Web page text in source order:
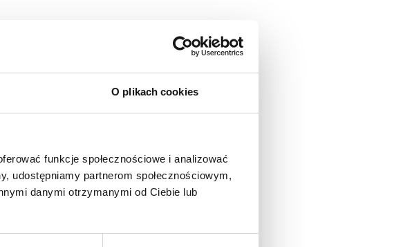
O plikach cookies
funkcje społecznościowe i analizować
udostępniamy partnerom społecznościowym,
danymi otrzymanymi od Ciebie lub